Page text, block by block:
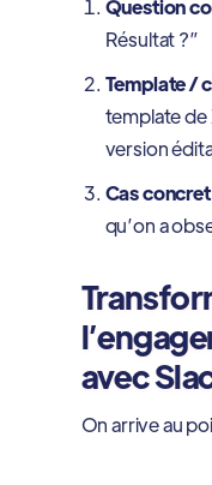
Question
Résultat ?”
Template /
template de
version
Cas concret
qu’on a
avec
On arrive au